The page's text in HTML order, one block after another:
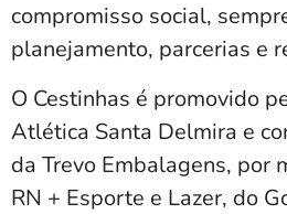
compromisso social,
planejamento, parcerias e
O Cestinhas é promovido
Atlética Santa Delmira e
da Trevo Embalagens, por
RN + Esporte e Lazer, do